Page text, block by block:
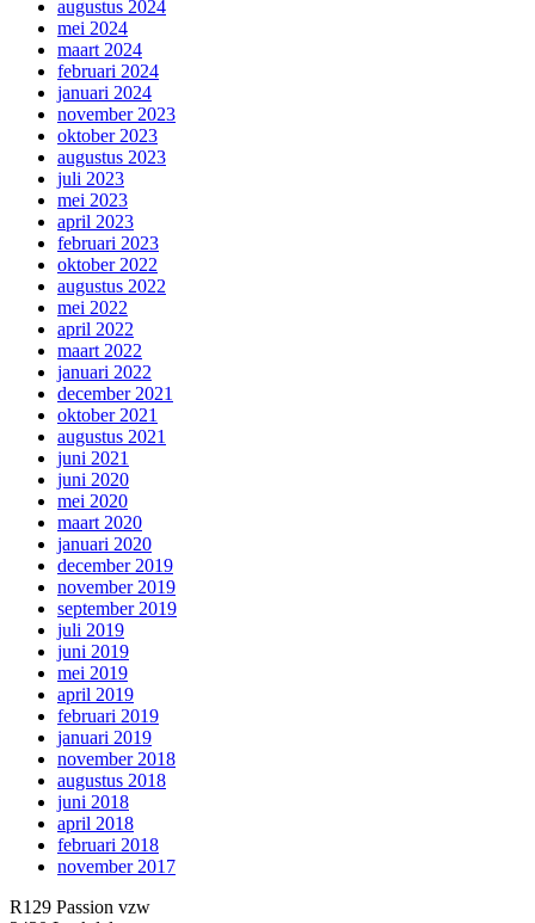
augustus 2024
mei 2024
maart 2024
februari 2024
januari 2024
november 2023
oktober 2023
augustus 2023
juli 2023
mei 2023
april 2023
februari 2023
oktober 2022
augustus 2022
mei 2022
april 2022
maart 2022
januari 2022
december 2021
oktober 2021
augustus 2021
juni 2021
juni 2020
mei 2020
maart 2020
januari 2020
december 2019
november 2019
september 2019
juli 2019
juni 2019
mei 2019
april 2019
februari 2019
januari 2019
november 2018
augustus 2018
juni 2018
april 2018
februari 2018
november 2017
R129 Passion vzw